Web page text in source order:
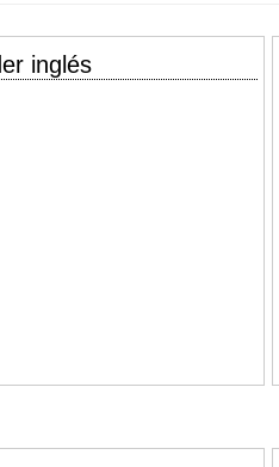
inglés